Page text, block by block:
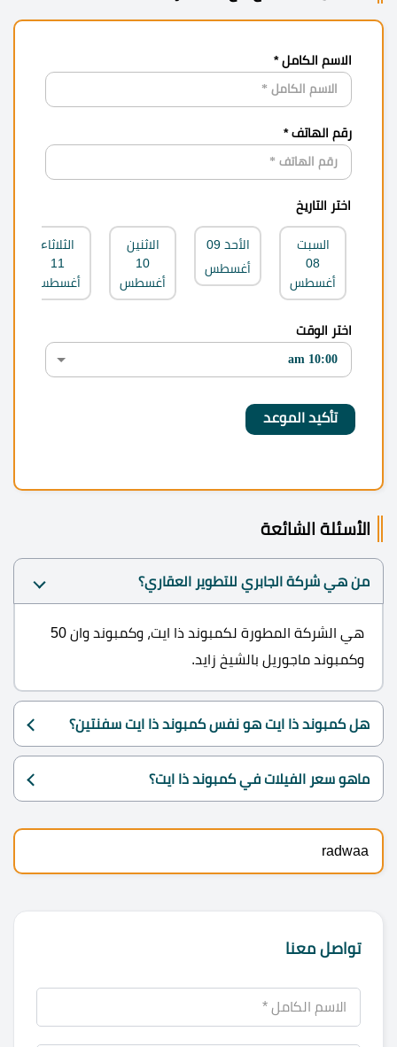
الاسم الكامل *
رقم الهاتف *
اختر التاريخ
السبت
08
أغسطس
الأحد 09
أغسطس
الاثنين
10
أغسطس
الثلاثاء
11
أغسطس
اختر الوقت
الأسئلة الشائعة
من هي شركة الجابري للتطوير العقاري؟
هي الشركة المطورة لكمبوند ذا ايت، وكمبوند وان 50
وكمبوند ماجوريل بالشيخ زايد.
هل كمبوند ذا ايت هو نفس كمبوند ذا ايت سفنتين؟
ماهو سعر الفيلات في كمبوند ذا ايت؟
radwaa
تواصل معنا